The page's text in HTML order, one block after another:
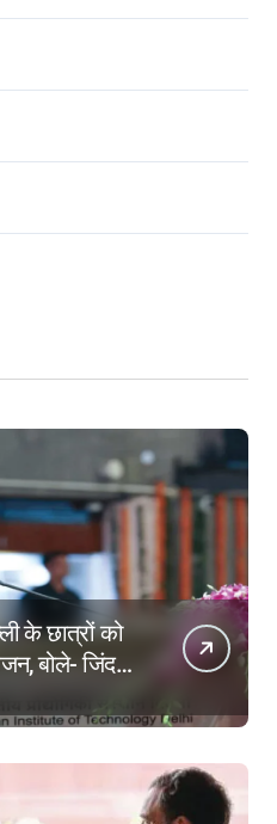
के छात्रों को
बोले- जिंदगी
ऑफ सिलेबस